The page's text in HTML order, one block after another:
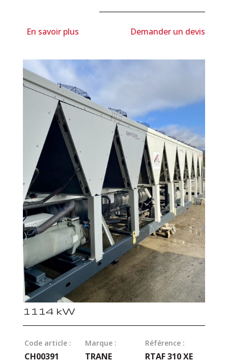
En savoir plus Demander un devis
1114 kW
Référence :
RTAF 310 XE
Marque :
TRANE
Code article :
CH00391